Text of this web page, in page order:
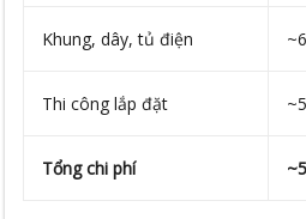
Khung, dây, tủ điện
Thi công lắp đặt
Tổng chi phí